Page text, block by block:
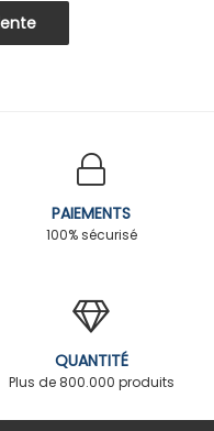
PAIEMENTS
100% sécurisé
QUANTITÉ
Plus de 800.000 produits